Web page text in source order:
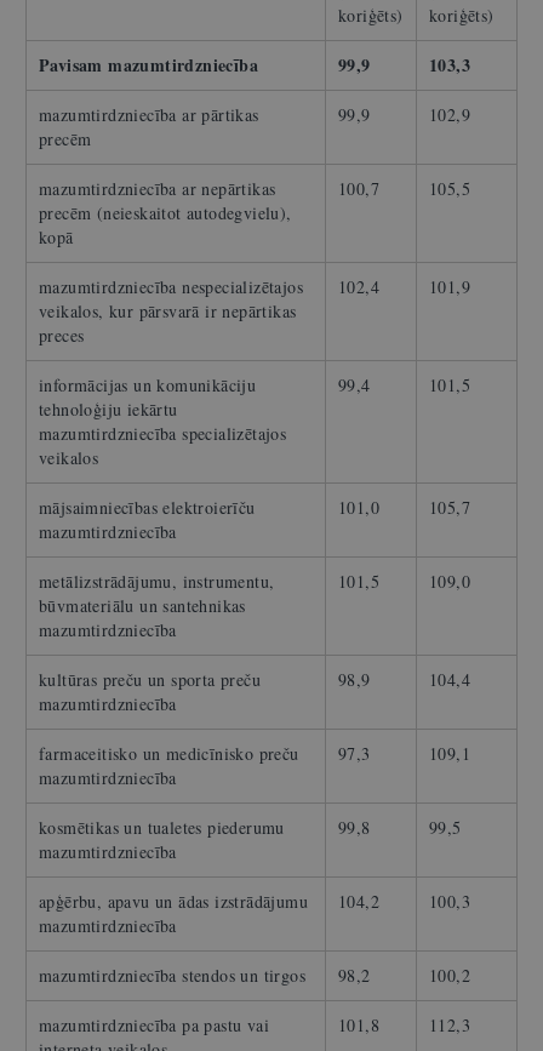
koriģēts)
koriģēts)
Pavisam mazumtirdzniecība 99,9 103,3
mazumtirdzniecība ar pārtikas
precēm
99,9 102,9
mazumtirdzniecība ar nepārtikas
precēm (neieskaitot autodegvielu),
kopā
100,7 105,5
mazumtirdzniecība nespecializētajos
veikalos, kur pārsvarā ir nepārtikas
preces
102,4 101,9
informācijas un komunikāciju
tehnoloģiju iekārtu
mazumtirdzniecība specializētajos
veikalos
99,4 101,5
mājsaimniecības elektroierīču
mazumtirdzniecība
101,0 105,7
metālizstrādājumu, instrumentu,
būvmateriālu un santehnikas
mazumtirdzniecība
101,5 109,0
kultūras preču un sporta preču
mazumtirdzniecība
98,9 104,4
farmaceitisko un medicīnisko preču
mazumtirdzniecība
97,3 109,1
kosmētikas un tualetes piederumu
mazumtirdzniecība
99,8 99,5
apģērbu, apavu un ādas izstrādājumu
mazumtirdzniecība
104,2 100,3
mazumtirdzniecība stendos un tirgos 98,2 100,2
mazumtirdzniecība pa pastu vai
101,8 112,3